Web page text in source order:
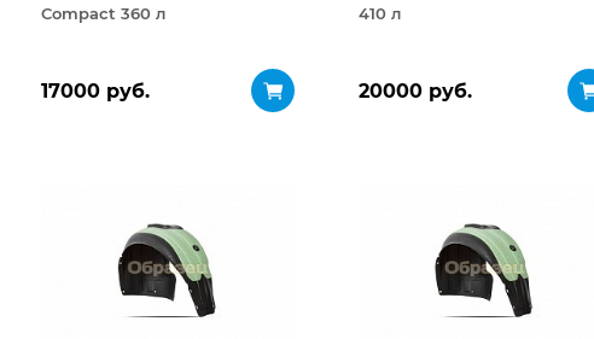
Compact 360 л
17000 руб.
410 л
20000 руб.